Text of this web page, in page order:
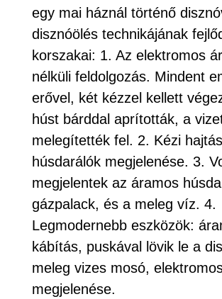
egy mai háznál történő
disznóölés technikájának
korszakai: 1. Az elektromos
nélküli feldolgozás. Mindent
erővel, két kézzel kellett
húst bárddal aprították, a
melegítették fel. 2. Kézi
húsdarálók megjelenése. 3.
megjelentek az áramos
gázpalack, és a meleg víz. 4.
Legmodernebb eszközök:
kábítás, puskával lövik le a
meleg vizes mosó,
megjelenése.